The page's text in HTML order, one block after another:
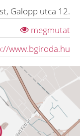
, Galopp utca 12.
megmutat
www.bgiroda.hu